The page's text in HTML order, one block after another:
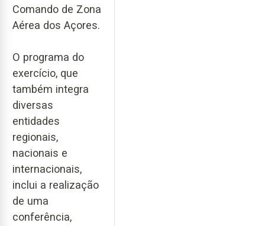
Comando de Zona
Aérea dos Açores.
O programa do
exercício, que
também integra
diversas
entidades
regionais,
nacionais e
internacionais,
inclui a realização
de uma
conferência,